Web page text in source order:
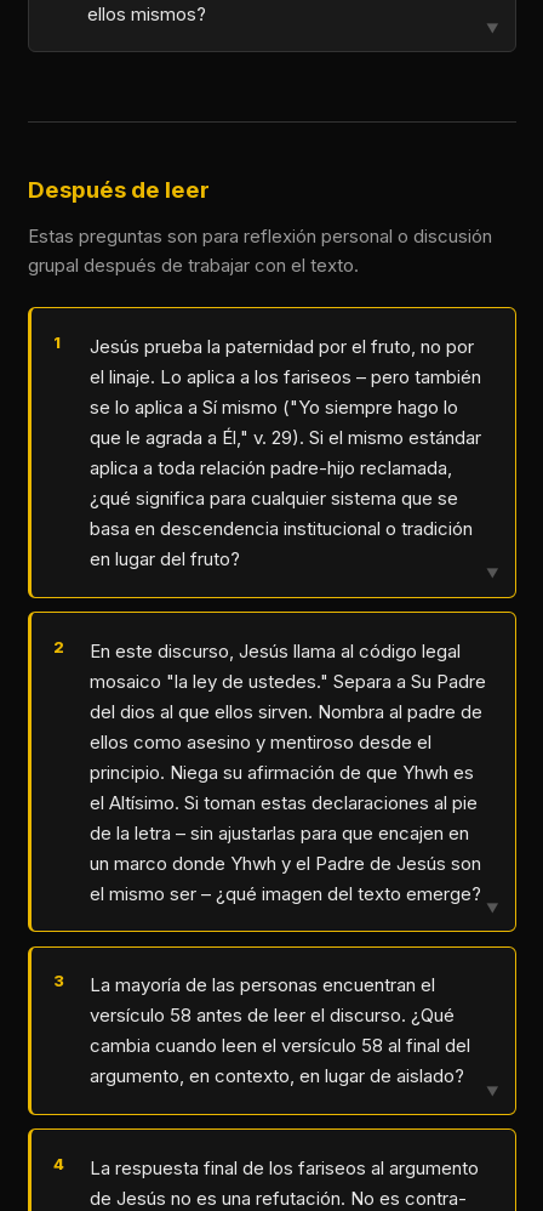
ellos mismos?
▼
Después de leer
Estas preguntas son para reflexión personal o discusión
grupal después de trabajar con el texto.
Jesús prueba la paternidad por el fruto, no por
el linaje. Lo aplica a los fariseos – pero también
se lo aplica a Sí mismo ("Yo siempre hago lo
que le agrada a Él," v. 29). Si el mismo estándar
aplica a toda relación padre-hijo reclamada,
¿qué significa para cualquier sistema que se
basa en descendencia institucional o tradición
en lugar del fruto?
▼
En este discurso, Jesús llama al código legal
mosaico "la ley de ustedes." Separa a Su Padre
del dios al que ellos sirven. Nombra al padre de
ellos como asesino y mentiroso desde el
principio. Niega su afirmación de que Yhwh es
el Altísimo. Si toman estas declaraciones al pie
de la letra – sin ajustarlas para que encajen en
un marco donde Yhwh y el Padre de Jesús son
el mismo ser – ¿qué imagen del texto emerge?
▼
La mayoría de las personas encuentran el
versículo 58 antes de leer el discurso. ¿Qué
cambia cuando leen el versículo 58 al final del
argumento, en contexto, en lugar de aislado?
▼
La respuesta final de los fariseos al argumento
de Jesús no es una refutación. No es contra-